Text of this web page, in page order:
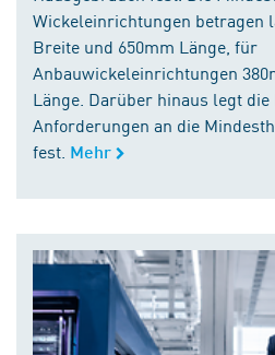
Wickeleinrichtungen betragen
Breite und 650mm Länge, für
Anbauwickeleinrichtungen
Länge. Darüber hinaus legt
Anforderungen an die
fest. Mehr